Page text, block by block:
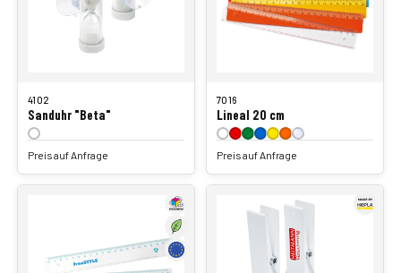
4102
Sanduhr "Beta"
Preis auf Anfrage
7016
Lineal 20 cm
Preis auf Anfrage